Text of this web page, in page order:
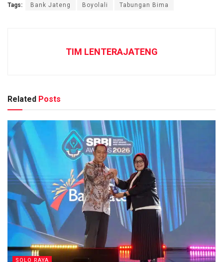
Tags: Bank Jateng Boyolali Tabungan Bima
TIM LENTERAJATENG
Related Posts
SOLO RAYA